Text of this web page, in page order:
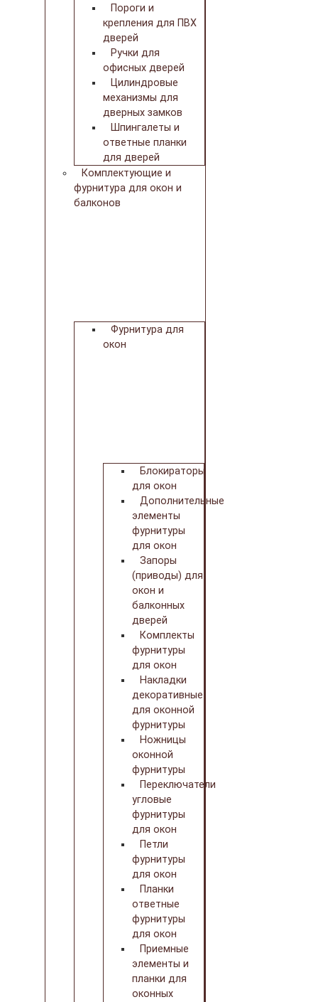
Пороги и
крепления для ПВХ
дверей
Ручки для
офисных дверей
Цилиндровые
механизмы для
дверных замков
Шпингалеты и
ответные планки
для дверей
Комплектующие и
фурнитура для окон и
балконов
Фурнитура для
окон
Блокираторы
для окон
Дополнительные
элементы
фурнитуры
для окон
Запоры
(приводы) для
окон и
балконных
дверей
Комплекты
фурнитуры
для окон
Накладки
декоративные
для оконной
фурнитуры
Ножницы
оконной
фурнитуры
Переключатели
угловые
фурнитуры
для окон
Петли
фурнитуры
для окон
Планки
ответные
фурнитуры
для окон
Приемные
элементы и
планки для
оконных